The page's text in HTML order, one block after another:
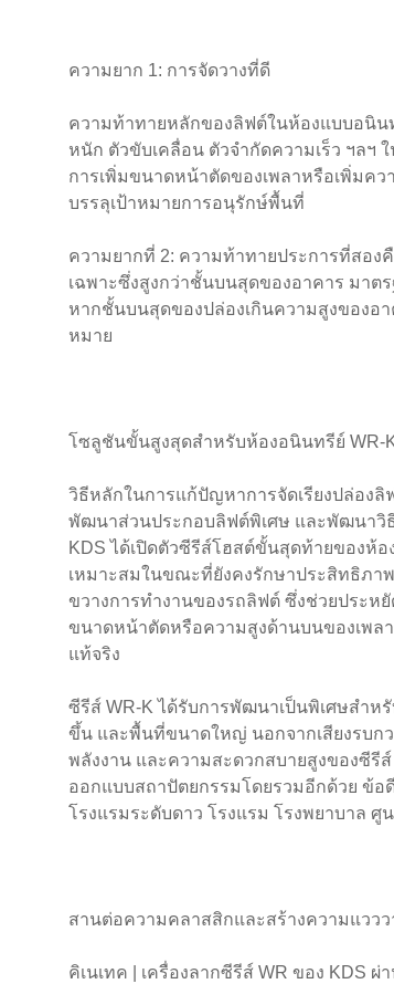
ความยาก 1: การจัดวางที่ดี
ความท้าทายหลักของลิฟต์ในห้องแบบอนิน
หนัก ตัวขับเคลื่อน ตัวจำกัดความเร็ว ฯลฯ
การเพิ่มขนาดหน้าตัดของเพลาหรือเพิ่มค
บรรลุเป้าหมายการอนุรักษ์พื้นที่
ความยากที่ 2: ความท้าทายประการที่สอง
เฉพาะซึ่งสูงกว่าชั้นบนสุดของอาคาร มา
หากชั้นบนสุดของปล่องเกินความสูงของอ
หมาย
โซลูชันขั้นสูงสุดสำหรับห้องอนินทรีย์ WR-
วิธีหลักในการแก้ปัญหาการจัดเรียงปล่อง
พัฒนาส่วนประกอบลิฟต์พิเศษ และพัฒนาวิ
KDS ได้เปิดตัวซีรีส์โฮสต์ขั้นสุดท้ายของห้
เหมาะสมในขณะที่ยังคงรักษาประสิทธิภา
ขวางการทำงานของรถลิฟต์ ซึ่งช่วยประห
ขนาดหน้าตัดหรือความสูงด้านบนของเพลา
แท้จริง
ซีรีส์ WR-K ได้รับการพัฒนาเป็นพิเศษสำ
ขึ้น และพื้นที่ขนาดใหญ่ นอกจากเสียงรบก
พลังงาน และความสะดวกสบายสูงของซีรี
ออกแบบสถาปัตยกรรมโดยรวมอีกด้วย ข้อ
โรงแรมระดับดาว โรงแรม โรงพยาบาล
สานต่อความคลาสสิกและสร้างความแววว
คิเนเทค | เครื่องลากซีรีส์ WR ของ KDS